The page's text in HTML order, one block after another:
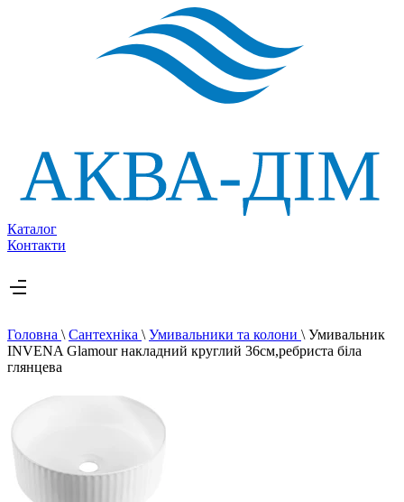
Каталог
Контакти
Головна \ Сантехніка \ Умивальники та колони \ Умивальник
INVENA Glamour накладний круглий 36см,ребриста біла
глянцева